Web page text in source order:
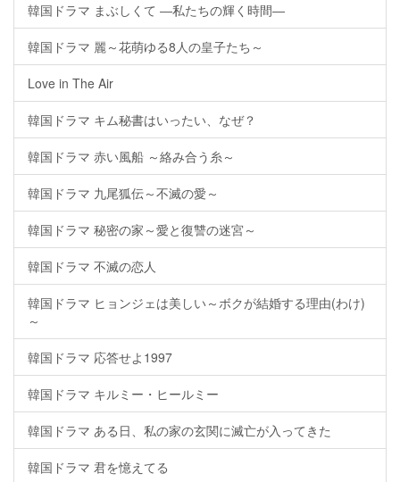
韓国ドラマ まぶしくて ―私たちの輝く時間―
韓国ドラマ 麗～花萌ゆる8人の皇子たち～
Love in The Air
韓国ドラマ キム秘書はいったい、なぜ？
韓国ドラマ 赤い風船 ～絡み合う糸～
韓国ドラマ 九尾狐伝～不滅の愛～
韓国ドラマ 秘密の家～愛と復讐の迷宮～
韓国ドラマ 不滅の恋人
韓国ドラマ ヒョンジェは美しい～ボクが結婚する理由(わけ)
～
韓国ドラマ 応答せよ1997
韓国ドラマ キルミー・ヒールミー
韓国ドラマ ある日、私の家の玄関に滅亡が入ってきた
韓国ドラマ 君を憶えてる